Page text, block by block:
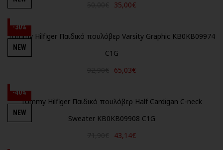
35,00€
-30%
NEW
Tommy Hilfiger Παιδικό πουλόβερ Varsity Graphic KB0KB09974
C1G
65,03€
-40%
NEW
Tommy Hilfiger Παιδικό πουλόβερ Half Cardigan C-neck
Sweater KB0KB09908 C1G
43,14€